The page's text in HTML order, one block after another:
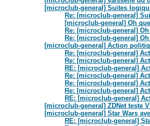
[microclub-general] Suites
Re: [microclub-general]
[microclub-general] Oh
Re: [microclub-general]
Re: [microclub-general]
[microclub-general] Action
Re: [microclub-general]
Re: [microclub-general]
RE: [microclub-general]
Re: [microclub-general]
Re: [microclub-general]
Re: [microclub-general]
RE: [microclub-general]
[microclub-general] ZDNet teste
[microclub-general] Star Wars
RE: [microclub-general]